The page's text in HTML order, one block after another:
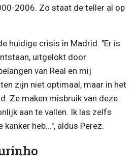
2006. Zo staat de teller al op
huidige crisis in Madrid. "Er is
uitgelokt door
van Real en mij
zijn niet optimaal, maar in het
Ze maken misbruik van deze
aan te vallen. Ik las zelfs
heb...", aldus Perez.